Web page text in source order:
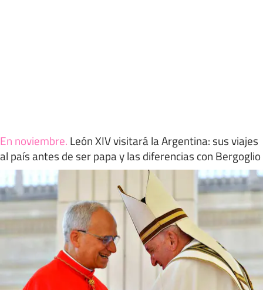
En noviembre. León XIV visitará la Argentina: sus viajes
al país antes de ser papa y las diferencias con Bergoglio